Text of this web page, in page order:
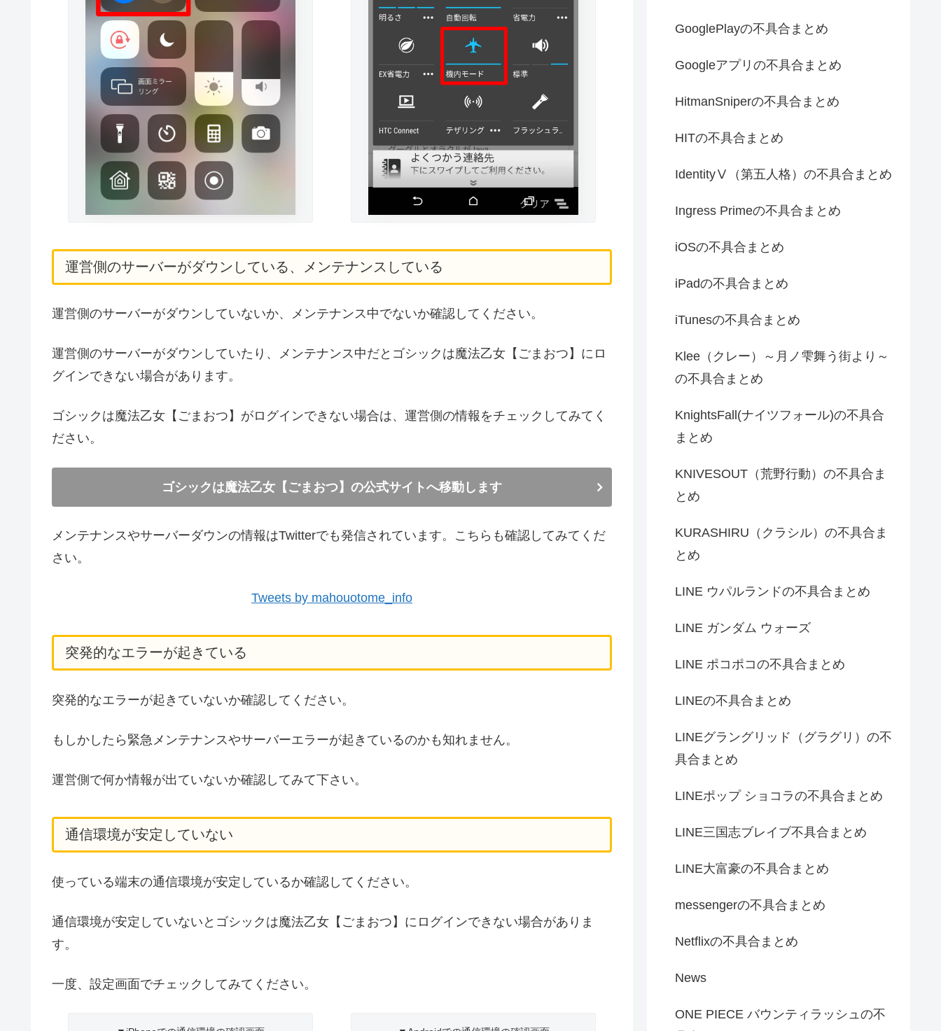
運営側のサーバーがダウンしている、メンテナンスしている
運営側のサーバーがダウンしていないか、メンテナンス中でないか確認してください。
運営側のサーバーがダウンしていたり、メンテナンス中だとゴシックは魔法乙女【ごまおつ】にロ
グインできない場合があります。
ゴシックは魔法乙女【ごまおつ】がログインできない場合は、運営側の情報をチェックしてみてく
ださい。
ゴシックは魔法乙女【ごまおつ】の公式サイトへ移動します
メンテナンスやサーバーダウンの情報はTwitterでも発信されています。こちらも確認してみてくだ
さい。
Tweets by mahouotome_info
突発的なエラーが起きている
突発的なエラーが起きていないか確認してください。
もしかしたら緊急メンテナンスやサーバーエラーが起きているのかも知れません。
運営側で何か情報が出ていないか確認してみて下さい。
通信環境が安定していない
使っている端末の通信環境が安定しているか確認してください。
通信環境が安定していないとゴシックは魔法乙女【ごまおつ】にログインできない場合がありま
す。
一度、設定画面でチェックしてみてください。
GooglePlayの不具合まとめ
Googleアプリの不具合まとめ
HitmanSniperの不具合まとめ
HITの不具合まとめ
IdentityⅤ（第五人格）の不具合まとめ
Ingress Primeの不具合まとめ
iOSの不具合まとめ
iPadの不具合まとめ
iTunesの不具合まとめ
Klee（クレー）～月ノ雫舞う街より～
の不具合まとめ
KnightsFall(ナイツフォール)の不具合
まとめ
KNIVESOUT（荒野行動）の不具合ま
とめ
KURASHIRU（クラシル）の不具合ま
とめ
LINE ウパルランドの不具合まとめ
LINE ガンダム ウォーズ
LINE ポコポコの不具合まとめ
LINEの不具合まとめ
LINEグラングリッド（グラグリ）の不
具合まとめ
LINEポップ ショコラの不具合まとめ
LINE三国志ブレイブ不具合まとめ
LINE大富豪の不具合まとめ
messengerの不具合まとめ
Netflixの不具合まとめ
News
ONE PIECE バウンティラッシュの不